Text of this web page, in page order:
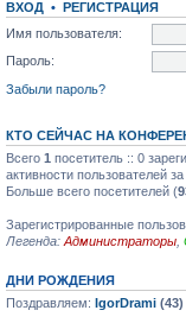
щ
е
и
д
н
м
щ
н
и
ю
т
к
н
е
м
у
с
о
б
н
и
ю
ВХОД • РЕГИСТРАЦИЯ
Имя пользователя:
Пароль:
Забыли пароль?
КТО СЕЙЧАС НА
Всего 1 посетитель :: 0
активности пользователей
Больше всего посетителей (
Зарегистрированные
Легенда: Администраторы
ДНИ РОЖДЕНИЯ
Поздравляем: IgorDrami (43)